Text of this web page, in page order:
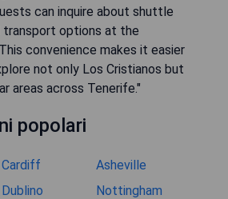
can inquire about shuttle
transport options at the
convenience makes it easier
not only Los Cristianos but
areas across Tenerife."
popolari
Cardiff
Asheville
Dublino
Nottingham